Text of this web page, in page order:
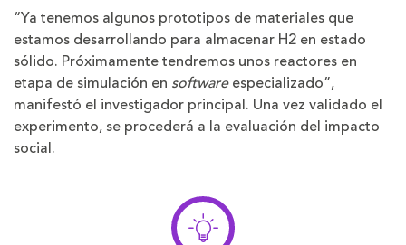
“Ya tenemos algunos prototipos de materiales que
estamos desarrollando para almacenar H2 en estado
sólido. Próximamente tendremos unos reactores en
etapa de simulación en softwareespecializado”,
manifestó el investigador principal. Una vez validado el
experimento, se procederá a la evaluación del impacto
social.